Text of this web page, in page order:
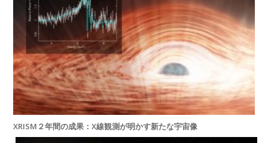
XRISM２年間の成果：X線観測が明かす新たな宇宙像